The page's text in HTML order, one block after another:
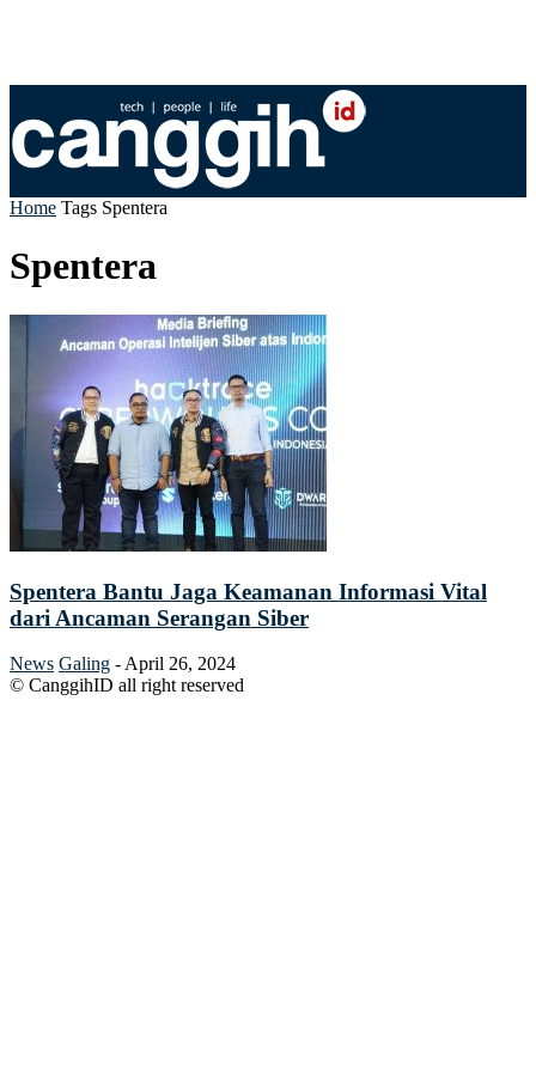
Home Tags Spentera
Spentera
Spentera Bantu Jaga Keamanan Informasi Vital
dari Ancaman Serangan Siber
News Galing - April 26, 2024
© CanggihID all right reserved